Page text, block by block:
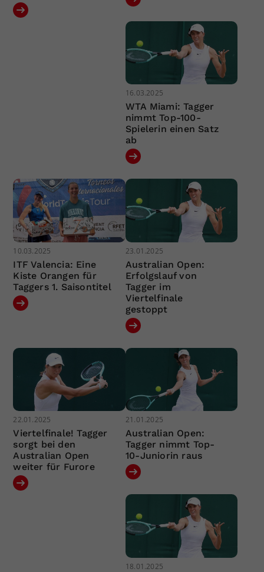
16.03.2025
WTA Miami: Tagger
nimmt Top-100-
Spielerin einen Satz
ab
10.03.2025
ITF Valencia: Eine
Kiste Orangen für
Taggers 1. Saisontitel
23.01.2025
Australian Open:
Erfolgslauf von
Tagger im
Viertelfinale
gestoppt
22.01.2025
Viertelfinale! Tagger
sorgt bei den
Australian Open
weiter für Furore
21.01.2025
Australian Open:
Tagger nimmt Top-
10-Juniorin raus
18.01.2025